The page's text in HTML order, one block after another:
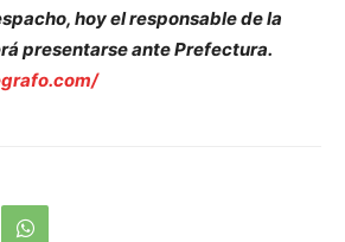
hoy el responsable de la
presentarse ante Prefectura.